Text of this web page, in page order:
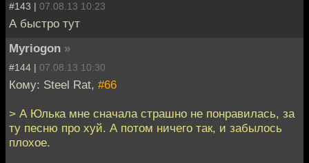
#143 | 07.08.13 10:23
А быстро тут
Myriogon »
#144 | 07.08.13 10:30
Кому: Steel Rat, #66
> А Юлька мне сначала страшно не понравилась, за
ту песню про хуй. А потом ничего так, и забылось
плохое.